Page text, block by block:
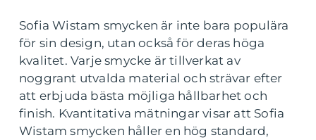
Sofia Wistam smycken är inte bara populära
för sin design, utan också för deras höga
kvalitet. Varje smycke är tillverkat av
noggrant utvalda material och strävar efter
att erbjuda bästa möjliga hållbarhet och
finish. Kvantitativa mätningar visar att Sofia
Wistam smycken håller en hög standard,